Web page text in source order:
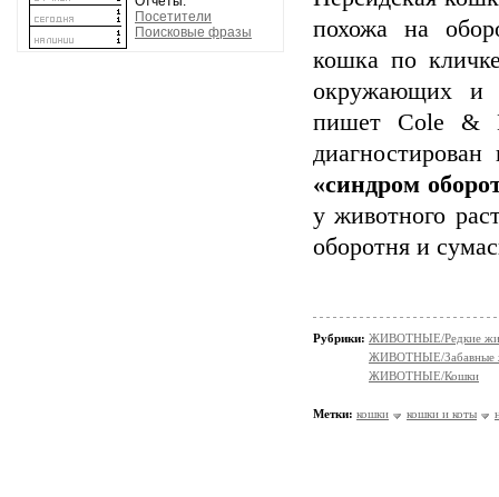
Посетители
Поисковые фразы
похожа на
кошка по
окружающих и
пишет Cole &
«синдром
у животного
оборотня и
Рубрики: ЖИВОТНЫЕ/Редкие
ЖИВОТНЫЕ/Забавные
ЖИВОТНЫЕ/Кошки
Метки: кошки кошки и коты